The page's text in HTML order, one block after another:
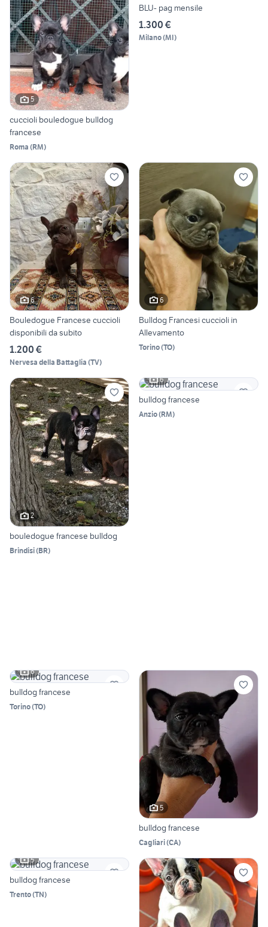
5
cuccioli bouledogue bulldog
francese
Roma (RM)
BLU- pag mensile
1.300 €
Milano(MI)
6
Bouledogue Francese cuccioli
disponibili da subito
1.200 €
Nervesa della Battaglia (TV)
6
Bulldog Francesi cuccioli in
Allevamento
Torino(TO)
2
bouledogue francese bulldog
Brindisi(BR)
6
bulldog francese
Anzio(RM)
6
bulldog francese
Torino(TO)
5
bulldog francese
Cagliari(CA)
5
bulldog francese
Trento(TN)